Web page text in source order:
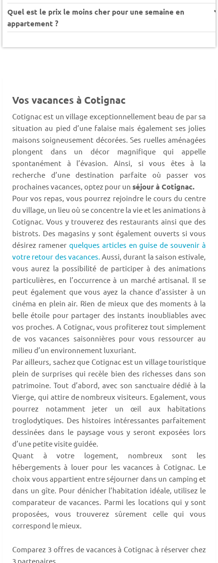
Quel est le prix le moins cher pour une semaine en
appartement ?
Vos vacances à Cotignac
Cotignac est un village exceptionnellement beau de par sa
situation au pied d’une falaise mais également ses jolies
maisons soigneusement décorées. Ses ruelles aménagées
plongent dans un décor magnifique qui appelle
spontanément à l’évasion. Ainsi, si vous êtes à la
recherche d’une destination parfaite où passer vos
prochaines vacances, optez pour un séjour à Cotignac.
Pour vos repas, vous pourrez rejoindre le cours du centre
du village, un lieu où se concentre la vie et les animations à
Cotignac. Vous y trouverez des restaurants ainsi que des
bistrots. Des magasins y sont également ouverts si vous
désirez ramener quelques articles en guise de souvenir à
votre retour des vacances. Aussi, durant la saison estivale,
vous aurez la possibilité de participer à des animations
particulières, en l’occurrence à un marché artisanal. Il se
peut également que vous ayez la chance d’assister à un
cinéma en plein air. Rien de mieux que des moments à la
belle étoile pour partager des instants inoubliables avec
vos proches. A Cotignac, vous profiterez tout simplement
de vos vacances saisonnières pour vous ressourcer au
milieu d’un environnement luxuriant.
Par ailleurs, sachez que Cotignac est un village touristique
plein de surprises qui recèle bien des richesses dans son
patrimoine. Tout d’abord, avec son sanctuaire dédié à la
Vierge, qui attire de nombreux visiteurs. Egalement, vous
pourrez notamment jeter un œil aux habitations
troglodytiques. Des histoires intéressantes parfaitement
dessinées dans le paysage vous y seront exposées lors
d’une petite visite guidée.
Quant à votre logement, nombreux sont les
hébergements à louer pour les vacances à Cotignac. Le
choix vous appartient entre séjourner dans un camping et
dans un gîte. Pour dénicher l’habitation idéale, utilisez le
comparateur de vacances. Parmi les locations qui y sont
proposées, vous trouverez sûrement celle qui vous
correspond le mieux.
Comparez 3 offres de vacances à Cotignac à réserver chez
3 partenaires.